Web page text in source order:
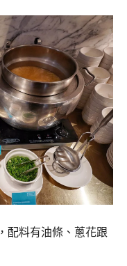
，配料有油條、蔥花跟